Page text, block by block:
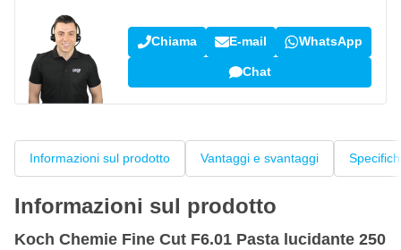
Chiama E-mail WhatsApp
Chat
Informazioni sul prodotto Vantaggi e svantaggi
Informazioni sul prodotto
Koch Chemie Fine Cut F6.01 Pasta lucidante 250